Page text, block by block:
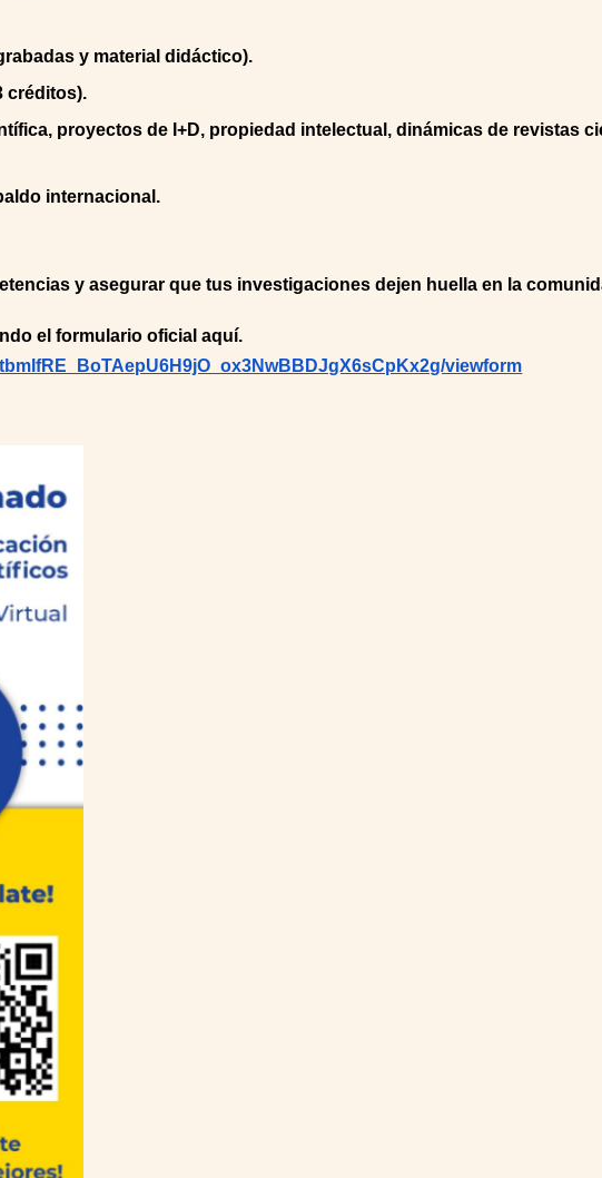
y material didáctico).
créditos).
proyectos de I+D, propiedad intelectual, dinámicas de revistas
internacional.
y asegurar que tus investigaciones dejen huella en la
el formulario oficial aquí.
viewform